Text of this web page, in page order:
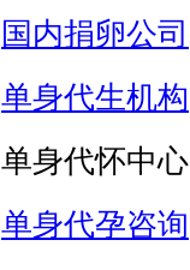
国内捐卵公司
单身代生机构
单身代怀中心
单身代孕咨询